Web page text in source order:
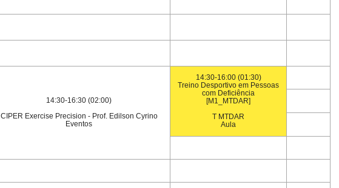
14:30-16:30 (02:00)
CIPER Exercise Precision - Prof. Edilson Cyrino
Eventos
14:30-16:00 (01:30)
Treino Desportivo em Pessoas
com Deficiência
[M1_MTDAR]
T MTDAR
Aula